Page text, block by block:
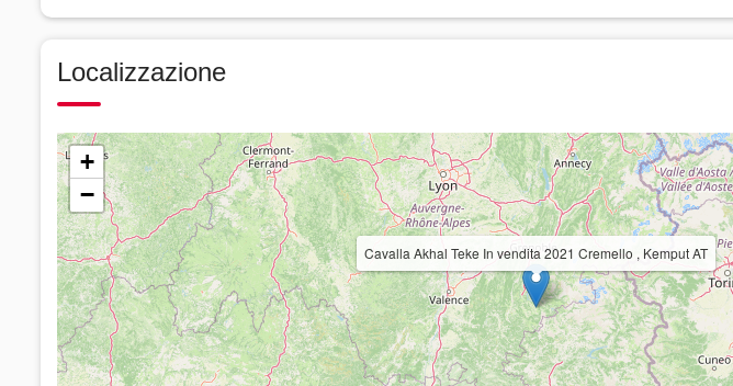
Localizzazione
Cavalla Akhal Teke In vendita 2021 Cremello , Kemput AT
+
−